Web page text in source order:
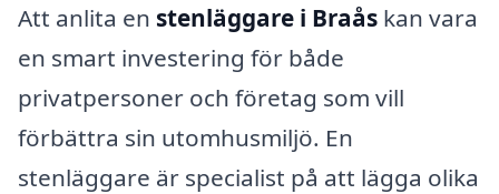
Att anlita en stenläggare i Braås kan vara
en smart investering för både
privatpersoner och företag som vill
förbättra sin utomhusmiljö. En
stenläggare är specialist på att lägga olika